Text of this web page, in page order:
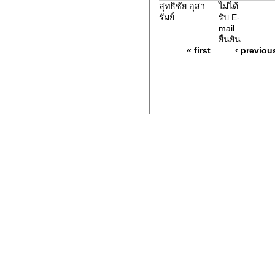
สุทธิชัย อุสา
รัมย์
ไม่ได้
รับ E-
mail
ยืนยัน
« first
‹